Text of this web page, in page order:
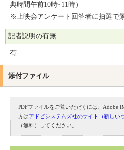
典時間午前10時~11時）
※上映会アンケート回答者に抽選で
記者説明の有無
有
添付ファイル
PDFファイルをご覧いただくには、Adobe
方はアドビシステムズ社のサイト（新しい
（無料）してください。